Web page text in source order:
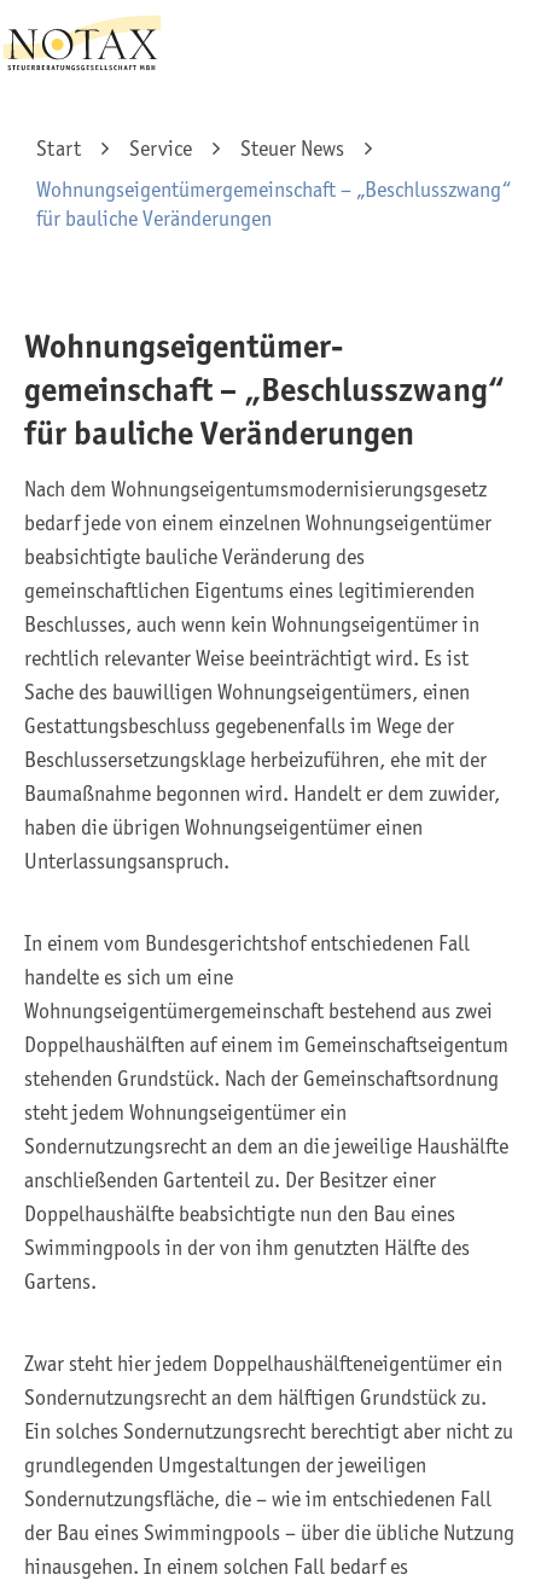
Start Service
Steuer News
Wohnungs­eigentümer­gemeinschaft – „Beschlusszwang“
für bauliche Veränderungen
Wohnungs­eigentümer­
gemeinschaft – „Beschlusszwang“
für bauliche Veränderungen
Nach dem Wohnungs­eigentums­moderni­sierungs­gesetz
bedarf jede von einem einzelnen Wohnungseigentümer
beabsichtigte bauliche Veränderung des
gemeinschaftlichen Eigentums eines legitimierenden
Beschlusses, auch wenn kein Wohnungseigentümer in
rechtlich relevanter Weise beeinträchtigt wird. Es ist
Sache des bauwilligen Wohnungseigentümers, einen
Gestattungsbeschluss gegebenenfalls im Wege der
Beschlussersetzungsklage herbeizuführen, ehe mit der
Baumaßnahme begonnen wird. Handelt er dem zuwider,
haben die übrigen Wohnungseigentümer einen
Unterlassungsanspruch.
In einem vom Bundesgerichtshof entschiedenen Fall
handelte es sich um eine
Wohnungseigentümergemeinschaft bestehend aus zwei
Doppelhaushälften auf einem im Gemeinschaftseigentum
stehenden Grundstück. Nach der Gemeinschaftsordnung
steht jedem Wohnungseigentümer ein
Sondernutzungsrecht an dem an die jeweilige Haushälfte
anschließenden Gartenteil zu. Der Besitzer einer
Doppelhaushälfte beabsichtigte nun den Bau eines
Swimmingpools in der von ihm genutzten Hälfte des
Gartens.
Zwar steht hier jedem Doppelhaushälfteneigentümer ein
Sondernutzungsrecht an dem hälftigen Grundstück zu.
Ein solches Sondernutzungsrecht berechtigt aber nicht zu
grundlegenden Umgestaltungen der jeweiligen
Sondernutzungsfläche, die – wie im entschiedenen Fall
der Bau eines Swimmingpools – über die übliche Nutzung
hinausgehen. In einem solchen Fall bedarf es